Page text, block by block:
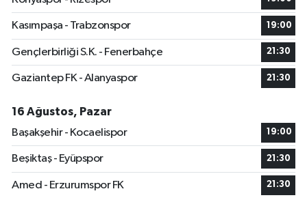
Kasımpaşa - Trabzonspor 19:00
Gençlerbirliği S.K. - Fenerbahçe 21:30
Gaziantep FK - Alanyaspor 21:30
16 Ağustos, Pazar
Başakşehir - Kocaelispor
19:00
Beşiktaş - Eyüpspor 21:30
Amed - Erzurumspor FK 21:30